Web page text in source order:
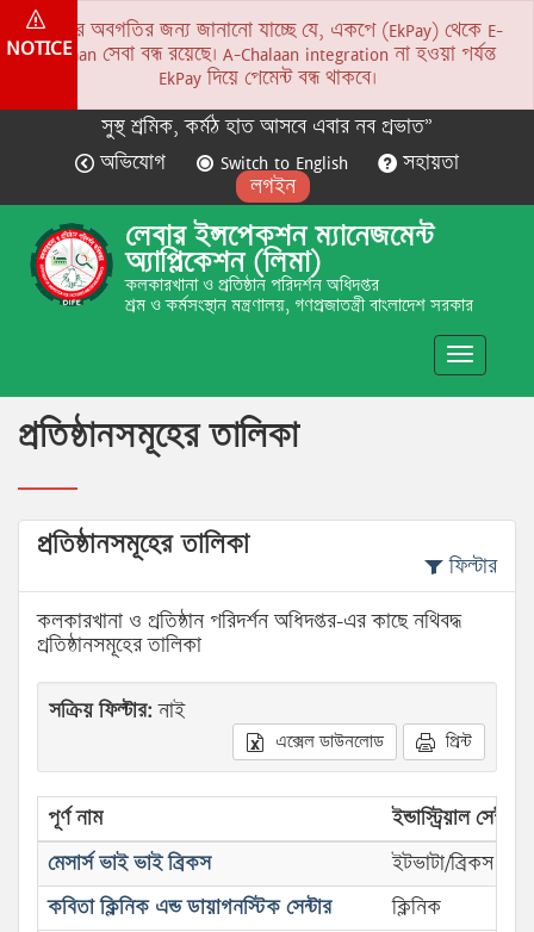
NOTICE
সকলের অবগতির জন্য জানানো যাচ্ছে যে, একপে (EkPay) থেকে E-
Chalaan সেবা বন্ধ রয়েছে। A-Chalaan integration না হওয়া পর্যন্ত
EkPay দিয়ে পেমেন্ট বন্ধ থাকবে।
সুস্থ শ্রমিক, কর্মঠ হাত আসবে এবার নব প্রভাত”
অভিযোগ
Switch to English
সহায়তা
লগইন
লেবার ইন্সপেকশন ম্যানেজমেন্ট
অ্যাপ্লিকেশন (লিমা)
কলকারখানা ও প্রতিষ্ঠান পরিদর্শন অধিদপ্তর
শ্রম ও কর্মসংস্থান মন্ত্রণালয়, গণপ্রজাতন্ত্রী বাংলাদেশ সরকার
Toggle
প্রতিষ্ঠানসমূহের তালিকা
প্রতিষ্ঠানসমূহের তালিকা
ফিল্টার
কলকারখানা ও প্রতিষ্ঠান পরিদর্শন অধিদপ্তর-এর কাছে নথিবদ্ধ
প্রতিষ্ঠানসমূহের তালিকা
সক্রিয় ফিল্টার:নাই
এক্সেল ডাউনলোড প্রিন্ট
পূর্ণ নাম
ইন্ডাস্ট্রিয়াল সেক্টর
মেসার্স ভাই ভাই ব্রিকস
ইটভাটা/ব্রিকস ফিল্ড
কবিতা ক্লিনিক এন্ড ডায়াগনস্টিক সেন্টার
ক্লিনিক